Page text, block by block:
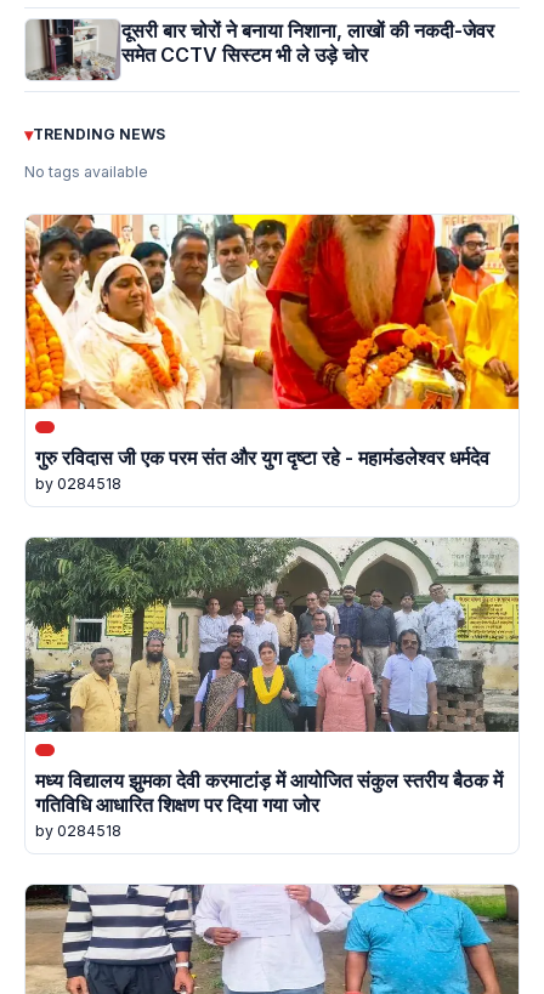
दूसरी बार चोरों ने बनाया निशाना, लाखों की नकदी-जेवर
समेत CCTV सिस्टम भी ले उड़े चोर
▾TRENDING NEWS
No tags available
गुरु रविदास जी एक परम संत और युग दृष्टा रहे - महामंडलेश्वर धर्मदेव
by 0284518
मध्य विद्यालय झुमका देवी करमाटांड़ में आयोजित संकुल स्तरीय बैठक में
गतिविधि आधारित शिक्षण पर दिया गया जोर
by 0284518